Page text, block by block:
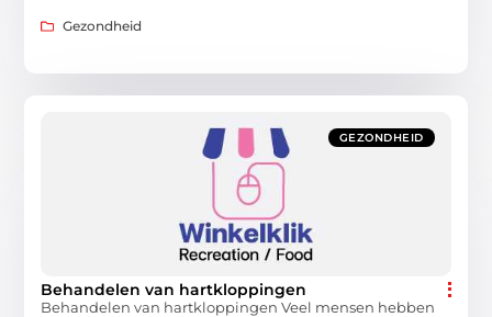
Gezondheid
GEZONDHEID
Behandelen van hartkloppingen
Behandelen van hartkloppingen Veel mensen hebben